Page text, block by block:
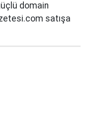
domain
satışa